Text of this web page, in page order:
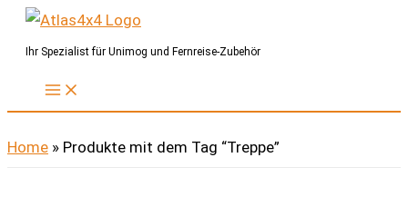
Zum
InhaltIhr Spezialist für Unimog und Fernreise-Zubehör
Home » Produkte mit dem Tag “Treppe”